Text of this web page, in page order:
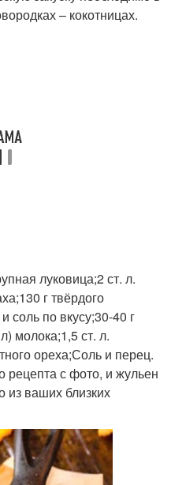
– кокотницах.
луковица;2 ст. л.
г твёрдого
по вкусу;30-40 г
молока;1,5 ст. л.
ореха;Соль и перец.
рецепта с фото, и жульен
из ваших близких